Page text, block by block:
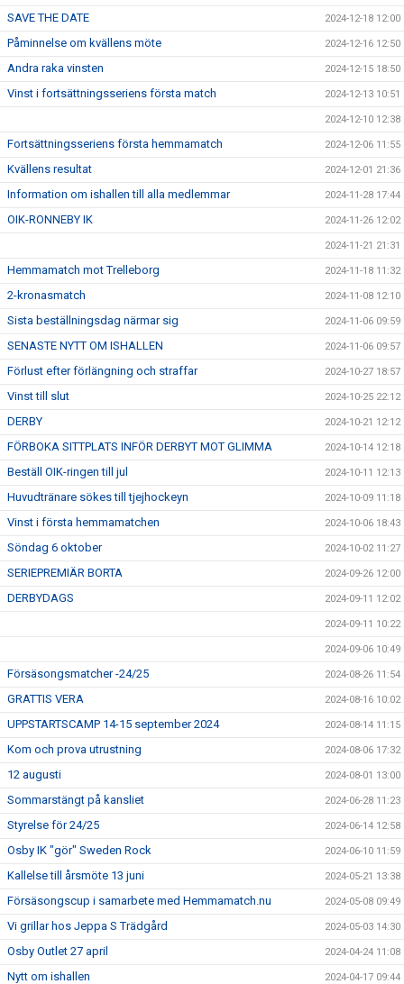
SAVE THE DATE 2024-12-18 12:00
Påminnelse om kvällens möte 2024-12-16 12:50
Andra raka vinsten 2024-12-15 18:50
Vinst i fortsättningsseriens första match 2024-12-13 10:51
2024-12-10 12:38
Fortsättningsseriens första hemmamatch 2024-12-06 11:55
Kvällens resultat 2024-12-01 21:36
Information om ishallen till alla medlemmar 2024-11-28 17:44
OIK-RONNEBY IK 2024-11-26 12:02
2024-11-21 21:31
Hemmamatch mot Trelleborg 2024-11-18 11:32
2-kronasmatch 2024-11-08 12:10
Sista beställningsdag närmar sig 2024-11-06 09:59
SENASTE NYTT OM ISHALLEN 2024-11-06 09:57
Förlust efter förlängning och straffar 2024-10-27 18:57
Vinst till slut 2024-10-25 22:12
DERBY 2024-10-21 12:12
FÖRBOKA SITTPLATS INFÖR DERBYT MOT GLIMMA 2024-10-14 12:18
Beställ OIK-ringen till jul 2024-10-11 12:13
Huvudtränare sökes till tjejhockeyn 2024-10-09 11:18
Vinst i första hemmamatchen 2024-10-06 18:43
Söndag 6 oktober 2024-10-02 11:27
SERIEPREMIÄR BORTA 2024-09-26 12:00
DERBYDAGS 2024-09-11 12:02
2024-09-11 10:22
2024-09-06 10:49
Försäsongsmatcher -24/25 2024-08-26 11:54
GRATTIS VERA 2024-08-16 10:02
UPPSTARTSCAMP 14-15 september 2024 2024-08-14 11:15
Kom och prova utrustning 2024-08-06 17:32
12 augusti 2024-08-01 13:00
Sommarstängt på kansliet 2024-06-28 11:23
Styrelse för 24/25 2024-06-14 12:58
Osby IK "gör" Sweden Rock 2024-06-10 11:59
Kallelse till årsmöte 13 juni 2024-05-21 13:38
Försäsongscup i samarbete med Hemmamatch.nu 2024-05-08 09:49
Vi grillar hos Jeppa S Trädgård 2024-05-03 14:30
Osby Outlet 27 april 2024-04-24 11:08
Nytt om ishallen 2024-04-17 09:44